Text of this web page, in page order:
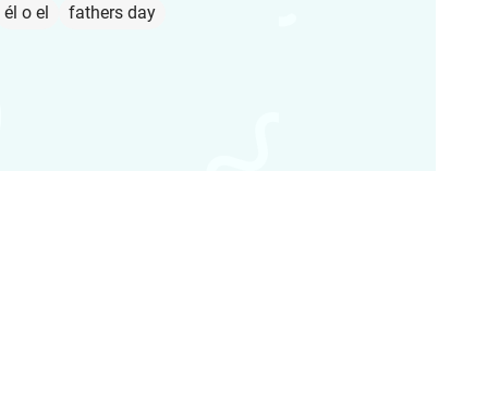
él o el
fathers day